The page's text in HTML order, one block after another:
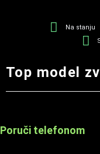
Na stanju
Top model
Poruči telefonom